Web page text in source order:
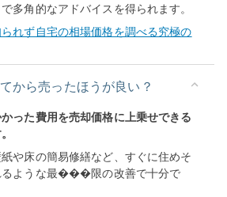
多角的なアドバイスを得られます。
れず自宅の相場価格を調べる究極の
から売ったほうが良い？
った費用を売却価格に上乗せできる
や床の簡易修繕など、すぐに住めそ
るような最���限の改善で十分で